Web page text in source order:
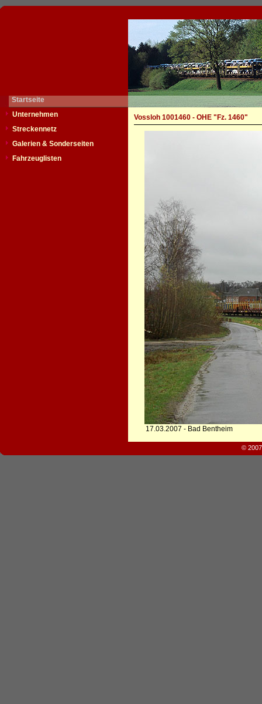
Startseite
Unternehmen
Streckennetz
Galerien & Sonderseiten
Fahrzeuglisten
Vossloh 1001460 - OHE "Fz. 1460"
17.03.2007 - Bad Bentheim
©